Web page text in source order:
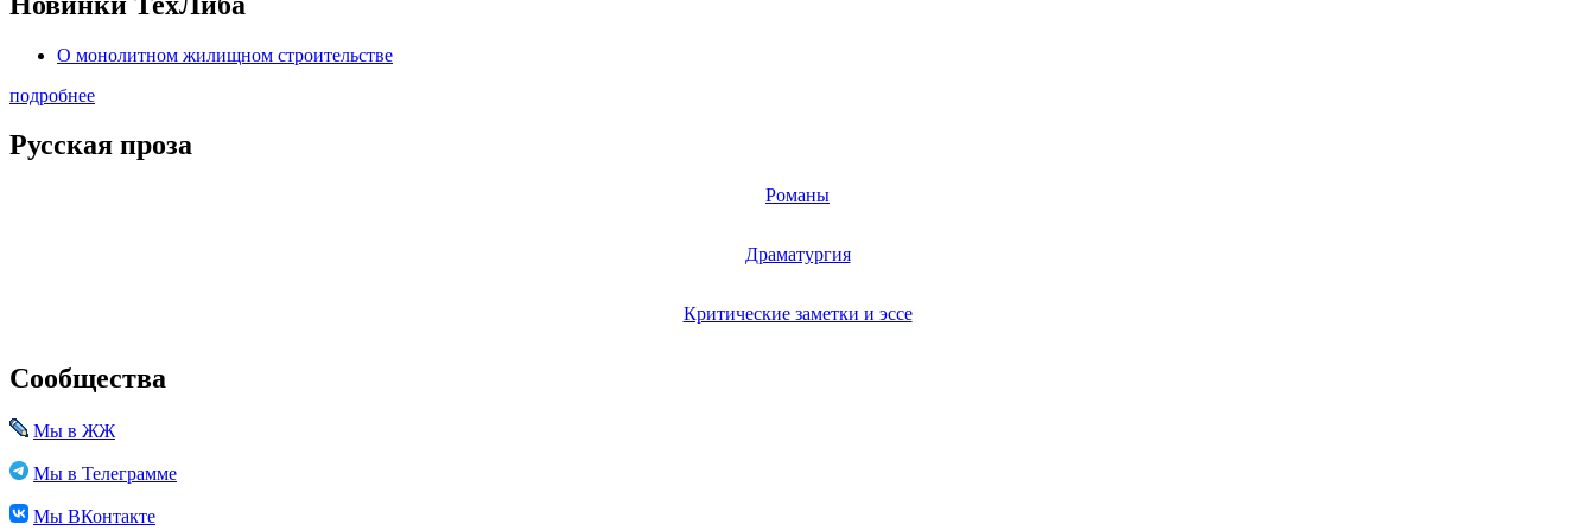
О монолитном жилищном строительстве
подробнее
Русская проза
Романы
Драматургия
Критические заметки и эссе
Сообщества
Мы в ЖЖ
Мы в Телеграмме
Мы ВКонтакте